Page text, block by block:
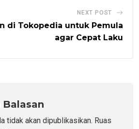
NEXT POST
di Tokopedia untuk Pemula
agar Cepat Laku
tidak akan dipublikasikan. Ruas